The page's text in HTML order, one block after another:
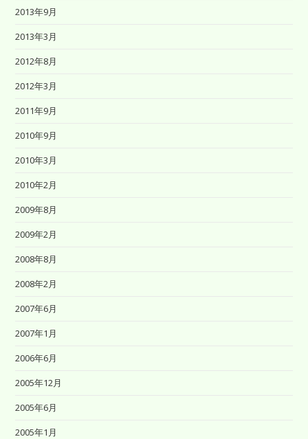
2013年9月
2013年3月
2012年8月
2012年3月
2011年9月
2010年9月
2010年3月
2010年2月
2009年8月
2009年2月
2008年8月
2008年2月
2007年6月
2007年1月
2006年6月
2005年12月
2005年6月
2005年1月